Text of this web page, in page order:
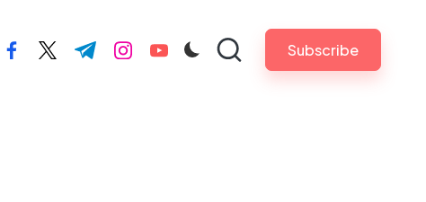
facebook.com
twitter.com
t.me instagram.com
youtube.com Subscribe